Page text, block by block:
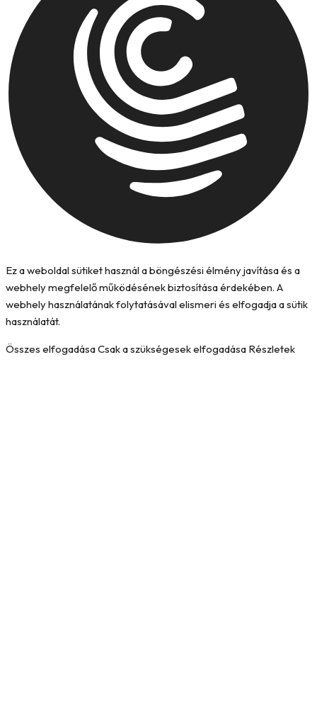
Ez a weboldal sütiket használ a böngészési élmény javítása és a
webhely megfelelő működésének biztosítása érdekében. A
webhely használatának folytatásával elismeri és elfogadja a sütik
használatát.
Összes elfogadásaCsak a szükségesek elfogadása Részletek